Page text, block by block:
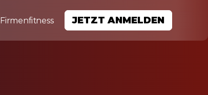
Firmenfitness JETZT ANMELDEN